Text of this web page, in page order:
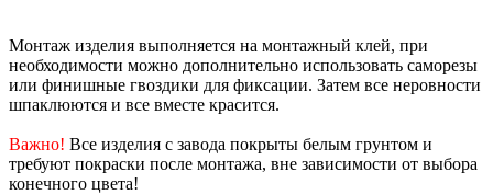
Монтаж изделия выполняется на монтажный клей, при
необходимости можно дополнительно использовать саморезы
или финишные гвоздики для фиксации. Затем все неровности
шпаклюются и все вместе красится.
Важно! Все изделия с завода покрыты белым грунтом и
требуют покраски после монтажа, вне зависимости от выбора
конечного цвета!